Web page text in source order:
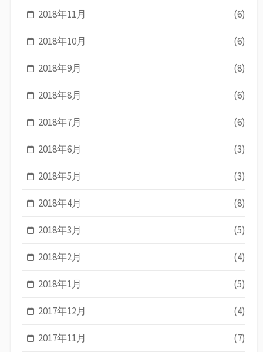
2018年11月 (6)
2018年10月 (6)
2018年9月 (8)
2018年8月 (6)
2018年7月 (6)
2018年6月 (3)
2018年5月 (3)
2018年4月 (8)
2018年3月 (5)
2018年2月 (4)
2018年1月 (5)
2017年12月 (4)
2017年11月 (7)